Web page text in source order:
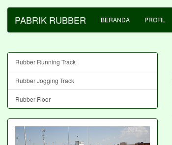
PABRIK RUBBER BERANDA PROFIL
Rubber Running Track
Rubber Jogging Track
Rubber Floor